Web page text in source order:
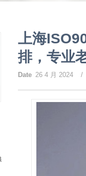
上海
排，专业
Date 26 4 月 2024 /